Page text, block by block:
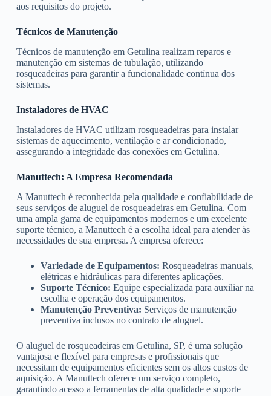
aos requisitos do projeto.
Técnicos de Manutenção
Técnicos de manutenção em Getulina realizam reparos e
manutenção em sistemas de tubulação, utilizando
rosqueadeiras para garantir a funcionalidade contínua dos
sistemas.
Instaladores de HVAC
Instaladores de HVAC utilizam rosqueadeiras para instalar
sistemas de aquecimento, ventilação e ar condicionado,
assegurando a integridade das conexões em Getulina.
Manuttech: A Empresa Recomendada
A Manuttech é reconhecida pela qualidade e confiabilidade de
seus serviços de aluguel de rosqueadeiras em Getulina. Com
uma ampla gama de equipamentos modernos e um excelente
suporte técnico, a Manuttech é a escolha ideal para atender às
necessidades de sua empresa. A empresa oferece:
Variedade de Equipamentos: Rosqueadeiras manuais,
elétricas e hidráulicas para diferentes aplicações.
Suporte Técnico: Equipe especializada para auxiliar na
escolha e operação dos equipamentos.
Manutenção Preventiva: Serviços de manutenção
preventiva inclusos no contrato de aluguel.
O aluguel de rosqueadeiras em Getulina, SP, é uma solução
vantajosa e flexível para empresas e profissionais que
necessitam de equipamentos eficientes sem os altos custos de
aquisição. A Manuttech oferece um serviço completo,
garantindo acesso a ferramentas de alta qualidade e suporte